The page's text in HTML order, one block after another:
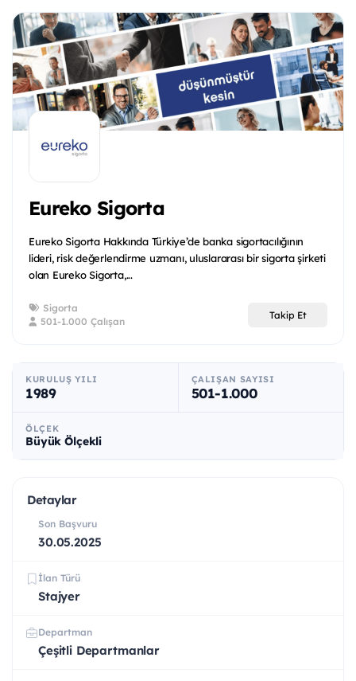
Eureko Sigorta
Eureko Sigorta Hakkında Türkiye’de banka sigortacılığının
lideri, risk değerlendirme uzmanı, uluslararası bir sigorta şirketi
olan Eureko Sigorta,...
Sigorta
501-1.000 Çalışan
Takip Et
KURULUŞ YILI
1989
ÇALIŞAN SAYISI
501-1.000
ÖLÇEK
Büyük Ölçekli
Detaylar
Son Başvuru
30.05.2025
İlan Türü
Stajyer
Departman
Çeşitli Departmanlar